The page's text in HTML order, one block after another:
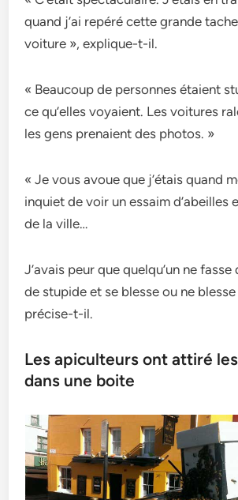
quand j’ai repéré cette grande
voiture », explique-t-il.
« Beaucoup de personnes étaient
ce qu’elles voyaient. Les voitures
les gens prenaient des photos. »
« Je vous avoue que j’étais quand
inquiet de voir un essaim d’abeilles
de la ville…
J’avais peur que quelqu’un ne
de stupide et se blesse ou ne
précise-t-il.
Les apiculteurs ont attiré
dans une boite